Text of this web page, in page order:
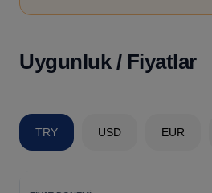
Uygunluk / Fiyatlar
TRY USD EUR